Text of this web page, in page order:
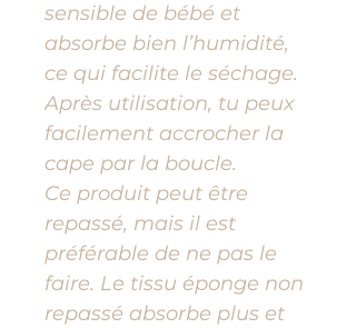
sensible de bébé et
absorbe bien l’humidité,
ce qui facilite le séchage.
Après utilisation, tu peux
facilement accrocher la
cape par la boucle.
Ce produit peut être
repassé, mais il est
préférable de ne pas le
faire. Le tissu éponge non
repassé absorbe plus et